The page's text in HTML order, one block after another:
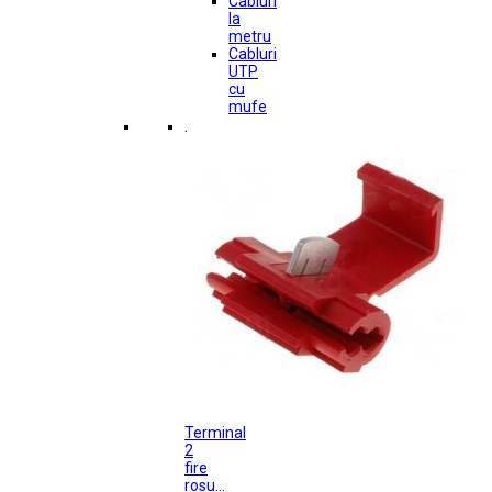
la
metru
Cabluri
UTP
cu
mufe
.
Terminal
2
fire
rosu...